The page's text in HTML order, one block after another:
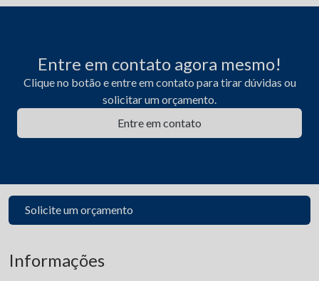
Entre em contato agora mesmo!
Clique no botão e entre em contato para tirar dúvidas ou
solicitar um orçamento.
Entre em contato
Solicite um orçamento
Informações